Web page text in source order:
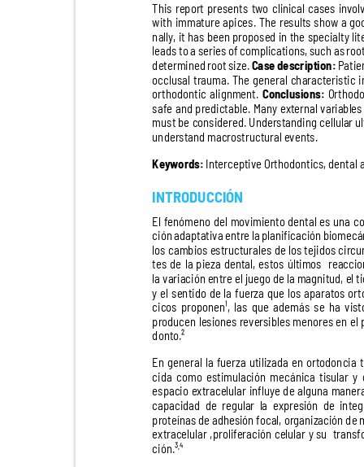
This report presents two clinical cases
with immature apices. The results show a
nally, it has been proposed in the specialty
leads to a series of complications, such as
determined root size.Case description:
occlusal trauma. The general
orthodontic alignment.Conclusions:
safe and predictable. Many external
must be considered. Understanding
understand macrostructural events.
Keywords: Interceptive Orthodontics,
INTRODUCCIÓN
El fenómeno del movimiento dental es una
ción adaptativa entre la planificación
los cambios estructurales de los tejidos
tes de la pieza dental, estos últimos
la variación entre el juego de la magnitud, el
y el sentido de la fuerza que los aparatos
cicos proponen¹, las que además se ha
producen lesiones reversibles menores en
donto.²
En general la fuerza utilizada en
cida como estimulación mecánica tisular
espacio extracelular influye de alguna
capacidad de regular la expresión de
proteínas de adhesión focal, organización
extracelular ,proliferación celular y su
,
ción.³⁴